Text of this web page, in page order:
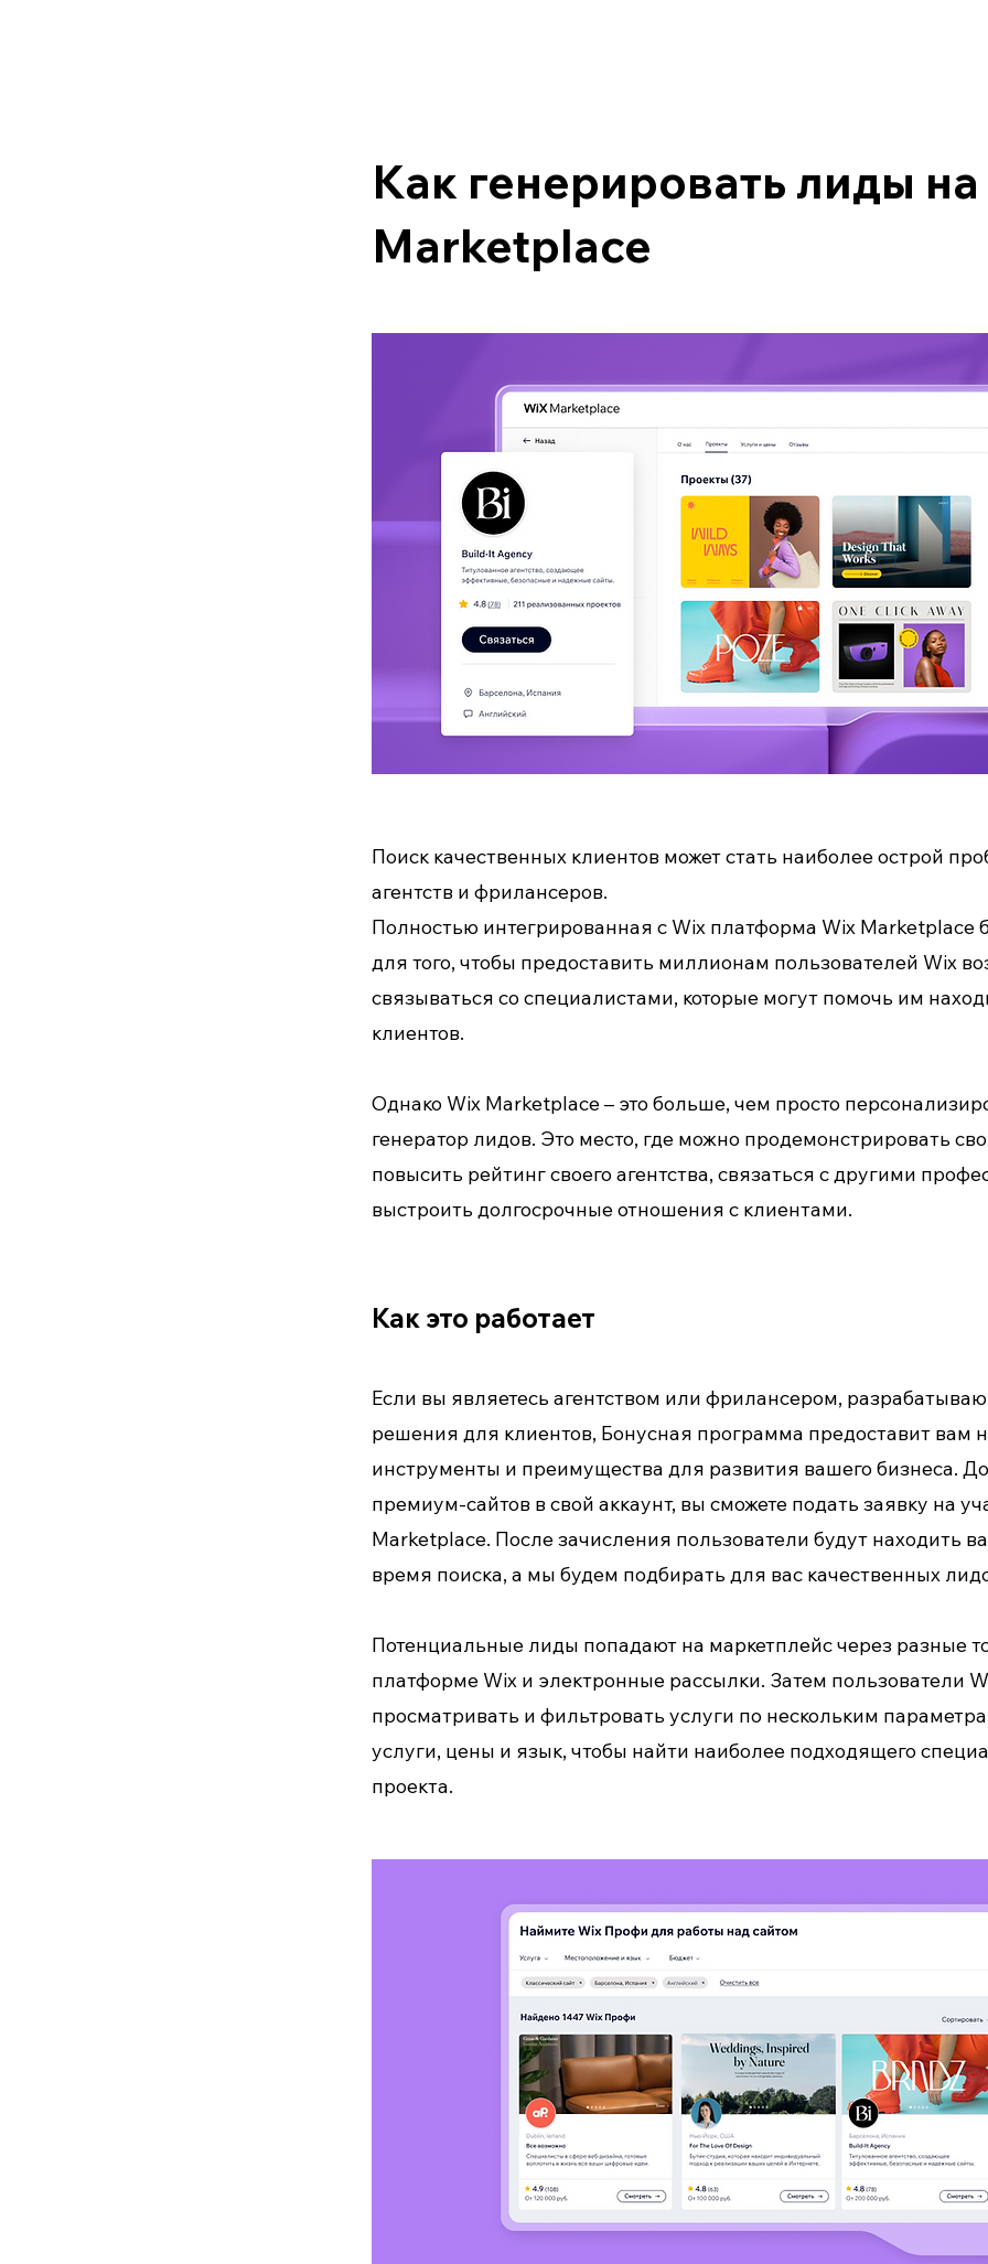
Как генерировать лиды
Marketplace
Поиск качественных клиентов может стать наиболее острой
агентств и фрилансеров.
Полностью интегрированная с Wix платформа Wix Marketplace
для того, чтобы предоставить миллионам пользователей Wix
связываться со специалистами, которые могут помочь им
клиентов.
Однако Wix Marketplace – это больше, чем просто
генератор лидов. Это место, где можно продемонстрировать
повысить рейтинг своего агентства, связаться с другими
выстроить долгосрочные отношения с клиентами.
Как это работает
Если вы являетесь агентством или фрилансером,
решения для клиентов, Бонусная программа предоставит вам
инструменты и преимущества для развития вашего бизнеса.
премиум-сайтов в свой аккаунт, вы сможете подать заявку на
Marketplace. После зачисления пользователи будут находить
время поиска, а мы будем подбирать для вас качественных
Потенциальные лиды попадают на маркетплейс через разные
платформе Wix и электронные рассылки. Затем пользователи
просматривать и фильтровать услуги по нескольким
услуги, цены и язык, чтобы найти наиболее подходящего
проекта.